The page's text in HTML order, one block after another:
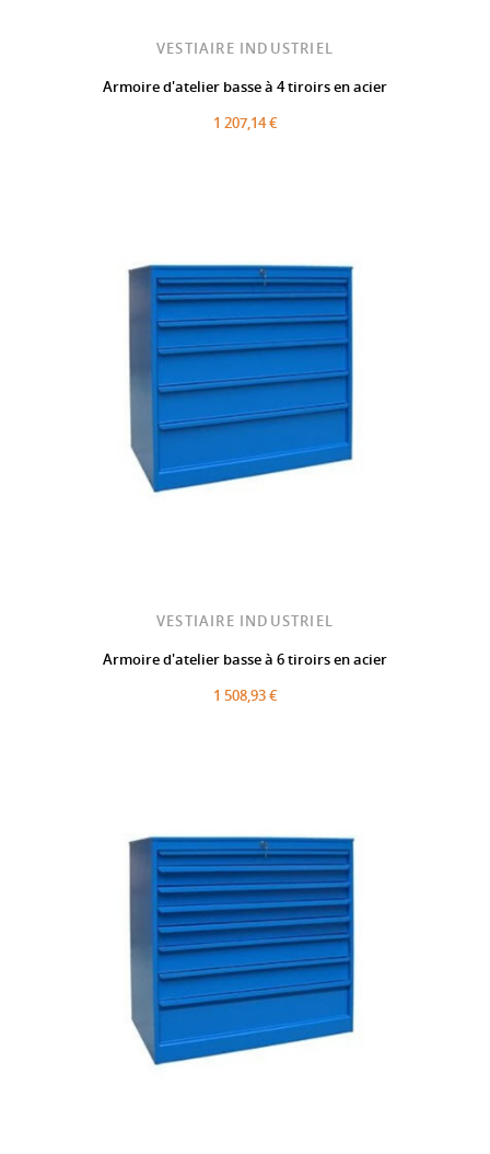
VESTIAIRE INDUSTRIEL
Armoire d'atelier basse à 4 tiroirs en acier
1 207,14 €
VESTIAIRE INDUSTRIEL
Armoire d'atelier basse à 6 tiroirs en acier
1 508,93 €